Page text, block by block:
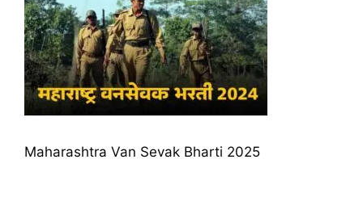
Maharashtra Van Sevak Bharti 2025